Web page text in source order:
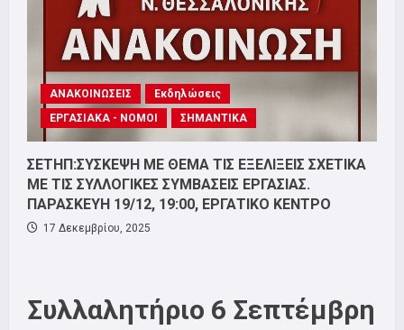
ΑΝΑΚΟΙΝΩΣΕΙΣ
Εκδηλώσεις
ΕΡΓΑΣΙΑΚΑ - ΝΟΜΟΙ
ΣΗΜΑΝΤΙΚΑ
ΣΕΤΗΠ:ΣΥΣΚΕΨΗ ΜΕ ΘΕΜΑ ΤΙΣ ΕΞΕΛΙΞΕΙΣ ΣΧΕΤΙΚΑ
ΜΕ ΤΙΣ ΣΥΛΛΟΓΙΚΕΣ ΣΥΜΒΑΣΕΙΣ ΕΡΓΑΣΙΑΣ.
ΠΑΡΑΣΚΕΥΗ 19/12, 19:00, ΕΡΓΑΤΙΚΟ ΚΕΝΤΡΟ
17 Δεκεμβρίου, 2025
Συλλαλητήριο 6 Σεπτέμβρη